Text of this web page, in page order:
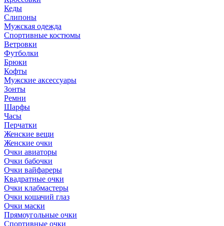
Кеды
Слипоны
Мужская одежда
Спортивные костюмы
Ветровки
Футболки
Брюки
Кофты
Мужские аксессуары
Зонты
Ремни
Шарфы
Часы
Перчатки
Женские вещи
Женские очки
Очки авиаторы
Очки бабочки
Очки вайфареры
Квадратные очки
Очки клабмастеры
Очки кошачий глаз
Очки маски
Прямоугольные очки
Спортивные очки